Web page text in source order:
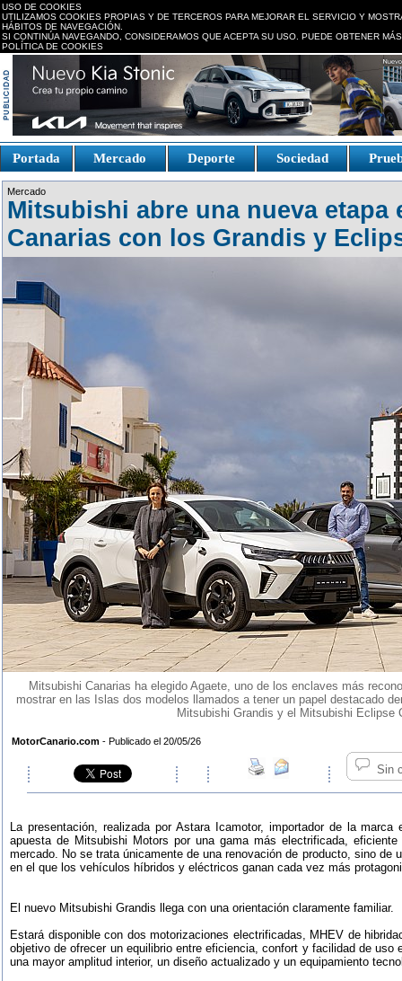
USO DE COOKIES
UTILIZAMOS COOKIES PROPIAS Y DE TERCEROS PARA MEJORAR EL SERVICIO Y
HÁBITOS DE NAVEGACIÓN.
SI CONTINÚA NAVEGANDO, CONSIDERAMOS QUE ACEPTA SU USO. PUEDE OBTENER
POLÍTICA DE COOKIES
Portada Mercado Deporte Sociedad
Fake Watches
replica-
watch.is
Mercado
Mitsubishi abre una nueva etapa
Canarias con los Grandis y
Mitsubishi Canarias ha elegido Agaete, uno de los enclaves más
mostrar en las Islas dos modelos llamados a tener un papel destacado
Mitsubishi Grandis y el Mitsubishi Eclipse
MotorCanario.com - Publicado el 20/05/26
Sin
La presentación, realizada por Astara Icamotor, importador de la
apuesta de Mitsubishi Motors por una gama más electrificada,
mercado. No se trata únicamente de una renovación de producto, sino de
en el que los vehículos híbridos y eléctricos ganan cada vez más
El nuevo Mitsubishi Grandis llega con una orientación claramente familiar.
Estará disponible con dos motorizaciones electrificadas, MHEV de
objetivo de ofrecer un equilibrio entre eficiencia, confort y facilidad de
una mayor amplitud interior, un diseño actualizado y un equipamiento